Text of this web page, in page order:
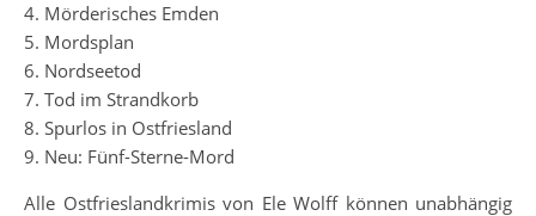
4. Mörderisches Emden
5. Mordsplan
6. Nordseetod
7. Tod im Strandkorb
8. Spurlos in Ostfriesland
9. Neu: Fünf-Sterne-Mord
Alle Ostfrieslandkrimis von Ele Wolff können unabhängig